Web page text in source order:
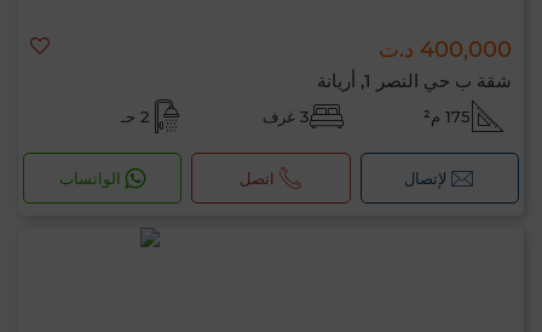
400,000 د.ت
شقة ب حي النصر 1, أريانة
175 م² 3 غرف 2 حـ
لإتصال اتصل الواتساب